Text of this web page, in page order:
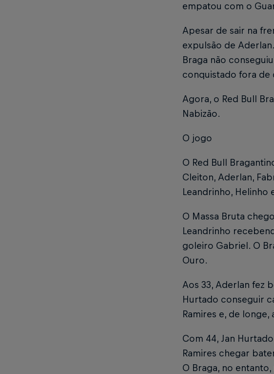
empatou com o
Apesar de sair na
expulsão de
Braga não
conquistado fora de
Agora, o Red Bull
Nabizão.
O jogo
O Red Bull
Cleiton, Aderlan,
Leandrinho, Helinho
O Massa Bruta
Leandrinho
goleiro Gabriel. O
Ouro.
Aos 33, Aderlan fez
Hurtado conseguir
Ramires e, de
Com 44, Jan
Ramires chegar
O Braga, no